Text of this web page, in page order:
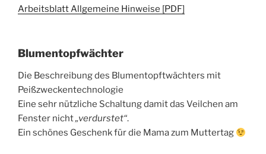
Arbeitsblatt Allgemeine Hinweise [PDF]
Blumentopfwächter
Die Beschreibung des Blumentopftwächters mit
Peißzweckentechnologie
Eine sehr nützliche Schaltung damit das Veilchen am
Fenster nicht„verdurstet“.
Ein schönes Geschenk für die Mama zum Muttertag